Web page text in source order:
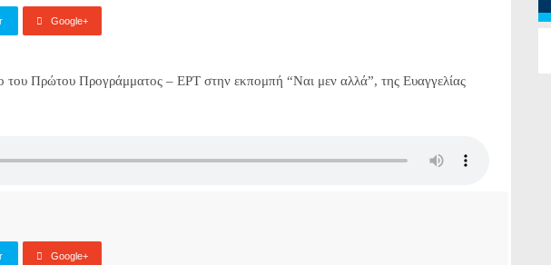
Google+
του Πρώτου Προγράμματος – ΕΡΤ στην εκπομπή “Ναι μεν αλλά”, της Ευαγγελίας
Google+